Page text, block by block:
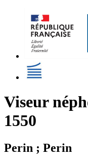
Viseur
1550
Perin ; Perin